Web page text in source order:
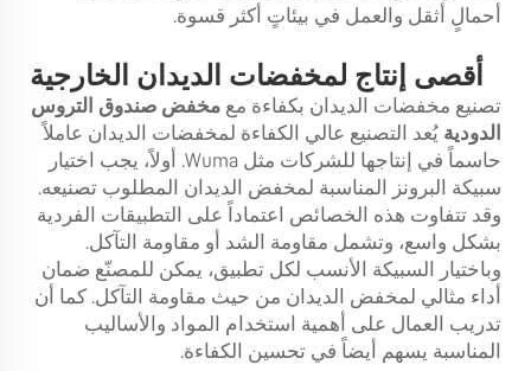
أحمالٍ أثقل والعمل في بيئاتٍ أكثر قسوة.
أقصى إنتاج لمخفضات الديدان الخارجية
تصنيع مخفضات الديدان بكفاءة مع مخفض صندوق التروس
الدودية يُعد التصنيع عالي الكفاءة لمخفضات الديدان عاملاً
حاسماً في إنتاجها للشركات مثل Wuma. أولاً، يجب اختيار
سبيكة البرونز المناسبة لمخفض الديدان المطلوب تصنيعه.
وقد تتفاوت هذه الخصائص اعتماداً على التطبيقات الفردية
بشكل واسع، وتشمل مقاومة الشد أو مقاومة التآكل.
وباختيار السبيكة الأنسب لكل تطبيق، يمكن للمصنّع ضمان
أداء مثالي لمخفض الديدان من حيث مقاومة التآكل. كما أن
تدريب العمال على أهمية استخدام المواد والأساليب
المناسبة يسهم أيضاً في تحسين الكفاءة.